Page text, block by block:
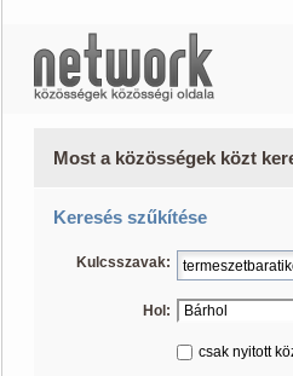
Most a közösségek közt
Keresés szűkítése
Kulcsszavak:
Hol:
csak nyitott